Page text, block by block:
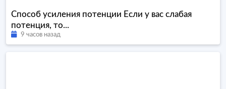
Способ усиления потенции Если у вас слабая
потенция, то...
9 часов назад